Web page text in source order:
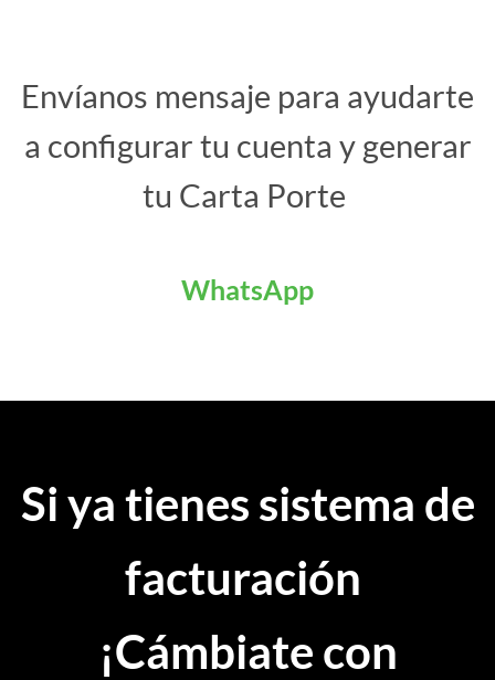
Envíanos mensaje para ayudarte
a configurar tu cuenta y generar
tu Carta Porte
WhatsApp
Si ya tienes sistema de
facturación
¡Cámbiate con